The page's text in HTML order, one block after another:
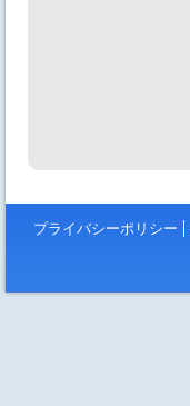
プライバシーポリシー